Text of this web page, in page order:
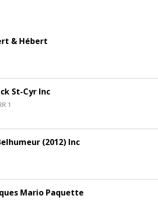
& Hébert
St-Cyr Inc
1
(2012) Inc
Mario Paquette